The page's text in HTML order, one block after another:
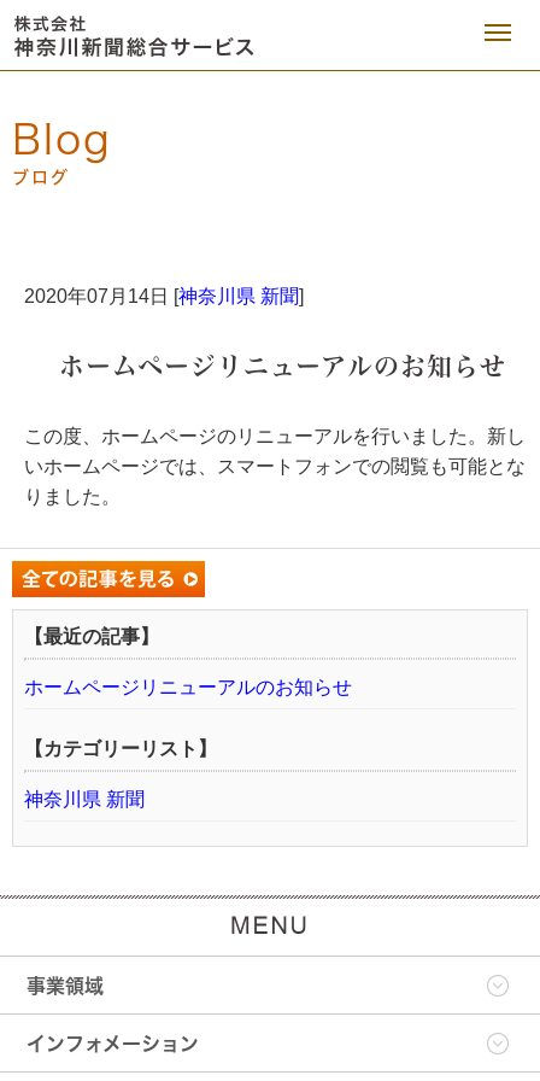
Blog
ブログ
2020年07月14日 [神奈川県 新聞]
ホームページリニューアルのお知らせ
この度、ホームページのリニューアルを行いました。新し
いホームページでは、スマートフォンでの閲覧も可能とな
りました。
【最近の記事】
ホームページリニューアルのお知らせ
【カテゴリーリスト】
神奈川県 新聞
事業領域
インフォメーション